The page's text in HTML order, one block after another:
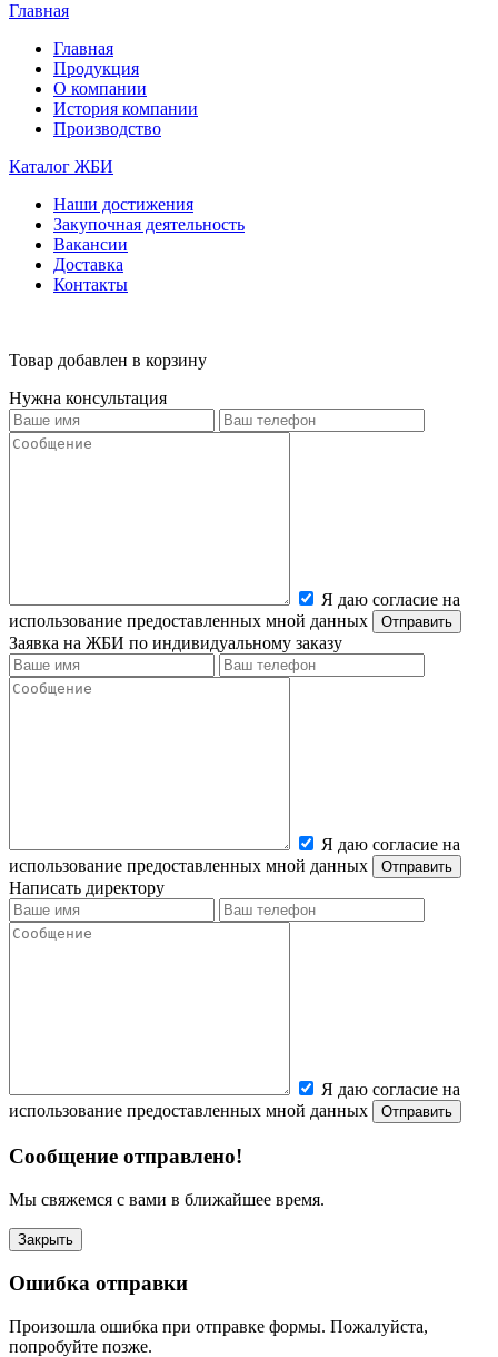
Главная
Главная
Продукция
О компании
История компании
Производство
Каталог ЖБИ
Наши достижения
Закупочная деятельность
Вакансии
Доставка
Контакты
Товар добавлен в корзину
Нужна консультация
Я даю согласие на
использование предоставленных мной данных
Заявка на ЖБИ по индивидуальному заказу
Я даю согласие на
использование предоставленных мной данных
Написать директору
Я даю согласие на
использование предоставленных мной данных
Сообщение отправлено!
Мы свяжемся с вами в ближайшее время.
Закрыть
Ошибка отправки
Произошла ошибка при отправке формы. Пожалуйста,
попробуйте позже.